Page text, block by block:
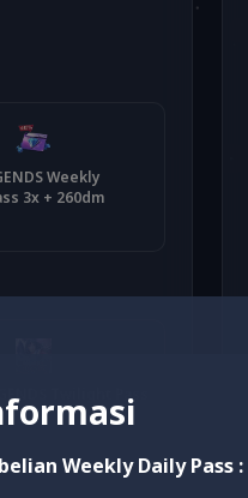
Weekly
3x + 260dm
Twilight Pass
Weekly Daily Pass :